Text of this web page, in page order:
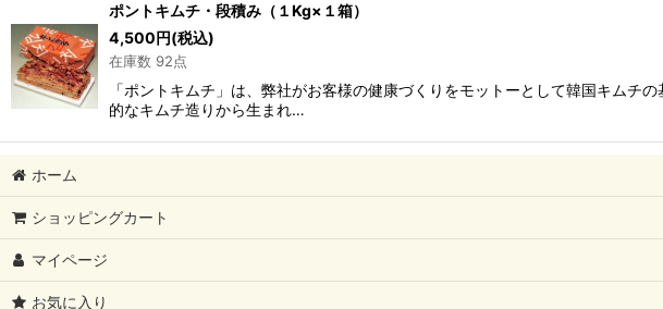
ポントキムチ・段積み（１Kg×１箱）
4,500円(税込)
在庫数 92点
「ポントキムチ」は、弊社がお客様の健康づくりをモットーとして韓国キム
的なキムチ造りから生まれ…
ホーム
ショッピングカート
マイページ
お気に入り